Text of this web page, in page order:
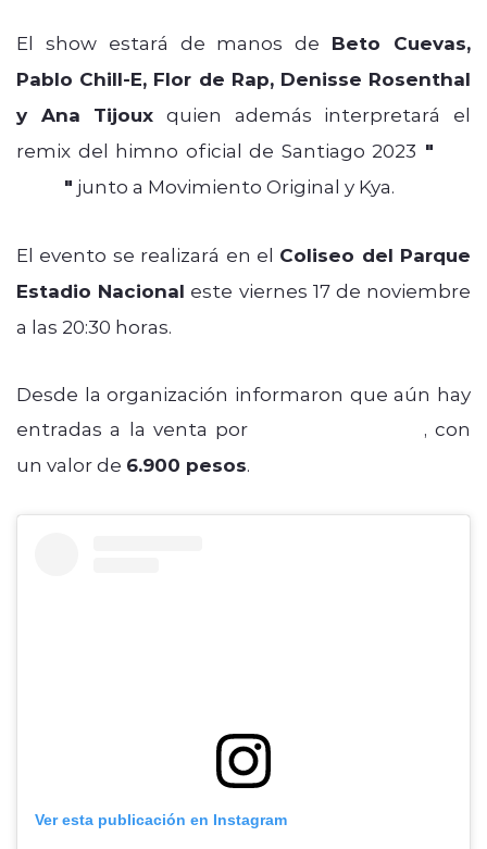
El show estará de manos de Beto Cuevas,
Pablo Chill-E, Flor de Rap, Denisse Rosenthal
y Ana Tijoux quien además interpretará el
remix del himno oficial de Santiago 2023 "
" junto a Movimiento Original y Kya.
El evento se realizará en el Coliseo del Parque
Estadio Nacional este viernes 17 de noviembre
a las 20:30 horas.
Desde la organización informaron que aún hay
entradas a la venta por
, con
un valor de 6.900 pesos.
Ver esta publicación en Instagram